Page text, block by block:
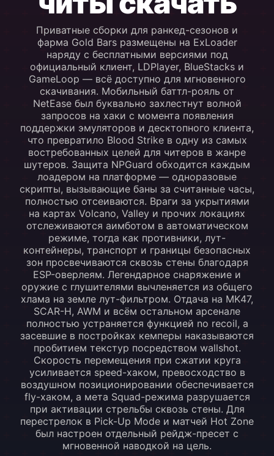
Приватные сборки для ранкед-сезонов и
фарма Gold Bars размещены на ExLoader
наряду с бесплатными версиями под
официальный клиент, LDPlayer, BlueStacks и
GameLoop — всё доступно для мгновенного
скачивания. Мобильный баттл-рояль от
NetEase был буквально захлестнут волной
запросов на хаки с момента появления
поддержки эмуляторов и десктопного клиента,
что превратило Blood Strike в одну из самых
востребованных целей для читеров в жанре
шутеров. Защита NPGuard обходится каждым
лоадером на платформе — одноразовые
скрипты, вызывающие баны за считанные часы,
полностью отсеиваются. Враги за укрытиями
на картах Volcano, Valley и прочих локациях
отслеживаются аимботом в автоматическом
режиме, тогда как противники, лут-
контейнеры, транспорт и границы безопасных
зон просвечиваются сквозь стены благодаря
ESP-оверлеям. Легендарное снаряжение и
оружие с глушителями вычленяется из общего
хлама на земле лут-фильтром. Отдача на MK47,
SCAR-H, AWM и всём остальном арсенале
полностью устраняется функцией no recoil, а
засевшие в постройках кемперы наказываются
пробитием текстур посредством wallshot.
Скорость перемещения при сжатии круга
усиливается speed-хаком, превосходство в
воздушном позиционировании обеспечивается
fly-хаком, а мета Squad-режима разрушается
при активации стрельбы сквозь стены. Для
перестрелок в Pick-Up Mode и матчей Hot Zone
был настроен отдельный рейдж-пресет с
мгновенной наводкой на цель.